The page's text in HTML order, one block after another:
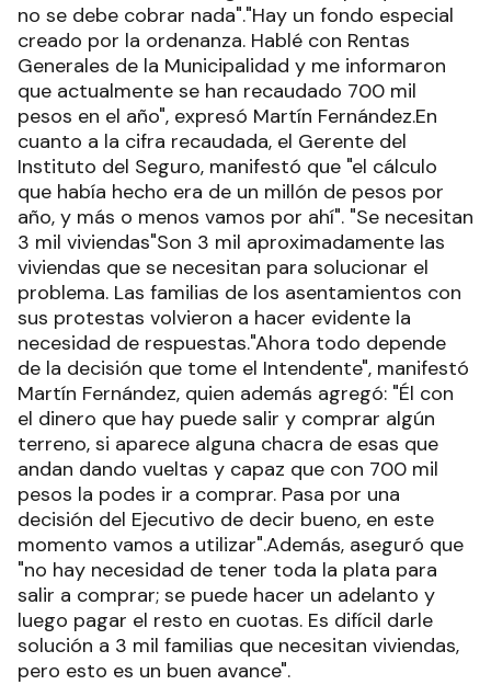
no se debe cobrar nada"."Hay un fondo especial
creado por la ordenanza. Hablé con Rentas
Generales de la Municipalidad y me informaron
que actualmente se han recaudado 700 mil
pesos en el año", expresó Martín Fernández.En
cuanto a la cifra recaudada, el Gerente del
Instituto del Seguro, manifestó que "el cálculo
que había hecho era de un millón de pesos por
año, y más o menos vamos por ahí". "Se necesitan
3 mil viviendas"Son 3 mil aproximadamente las
viviendas que se necesitan para solucionar el
problema. Las familias de los asentamientos con
sus protestas volvieron a hacer evidente la
necesidad de respuestas."Ahora todo depende
de la decisión que tome el Intendente", manifestó
Martín Fernández, quien además agregó: "Él con
el dinero que hay puede salir y comprar algún
terreno, si aparece alguna chacra de esas que
andan dando vueltas y capaz que con 700 mil
pesos la podes ir a comprar. Pasa por una
decisión del Ejecutivo de decir bueno, en este
momento vamos a utilizar".Además, aseguró que
"no hay necesidad de tener toda la plata para
salir a comprar; se puede hacer un adelanto y
luego pagar el resto en cuotas. Es difícil darle
solución a 3 mil familias que necesitan viviendas,
pero esto es un buen avance".